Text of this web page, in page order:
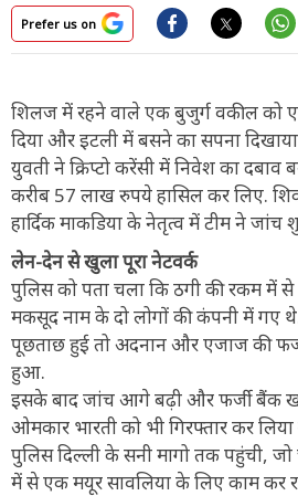
Prefer us on
शिलज में रहने वाले एक बुजुर्ग वकील को
दिया और इटली में बसने का सपना
युवती ने क्रिप्टो करेंसी में निवेश का दबाव
करीब 57 लाख रुपये हासिल कर लिए.
हार्दिक माकडिया के नेतृत्व में टीम ने जांच
लेन-देन से खुला पूरा नेटवर्क
पुलिस को पता चला कि ठगी की रकम में
मकसूद नाम के दो लोगों की कंपनी में गए
पूछताछ हुई तो अदनान और एजाज की
हुआ.
इसके बाद जांच आगे बढ़ी और फर्जी बैंक
ओमकार भारती को भी गिरफ्तार कर
पुलिस दिल्ली के सनी मागो तक पहुंची, जो
में से एक मयूर सावलिया के लिए काम कर